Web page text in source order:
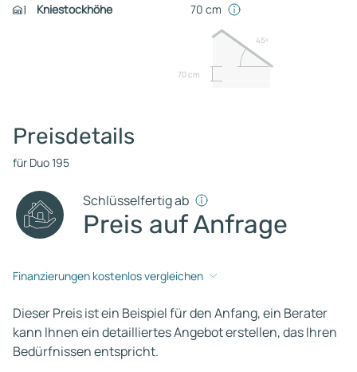
Kniestockhöhe
70 cm
70 cm
45º
Preisdetails
für Duo 195
Schlüsselfertig ab
Preis auf Anfrage
Finanzierungen kostenlos vergleichen
Dieser Preis ist ein Beispiel für den Anfang, ein Berater
kann Ihnen ein detailliertes Angebot erstellen, das Ihren
Bedürfnissen entspricht.